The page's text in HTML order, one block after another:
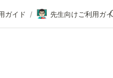
ガイド / 👨🏻‍🏫 先生向けご利用ガ